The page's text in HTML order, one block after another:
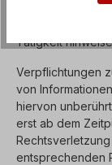
gespeicherte
nach
Tätigkeit
Verpflichtungen
von
hiervon
erst ab dem
entsprechenden